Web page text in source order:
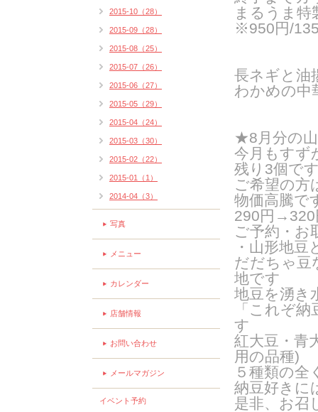
まるうま特
※950円/
長ネギと油
わかめの中
★8月分の
今月もすず
残り3個で
ご希望の方
物価高騰で
290円→320
ご予約・お
・山形地
だだちゃ豆
地です
地豆を湧き
「これぞ
す
紅大豆・青
用の品種)
５種類の全
納豆好きに
是非、お召
2015-10（28）
2015-09（28）
2015-08（25）
2015-07（26）
2015-06（27）
2015-05（29）
2015-04（24）
2015-03（30）
2015-02（22）
2015-01（1）
2014-04（3）
写真
メニュー
カレンダー
店舗情報
お問い合わせ
メールマガジン
イベント予約